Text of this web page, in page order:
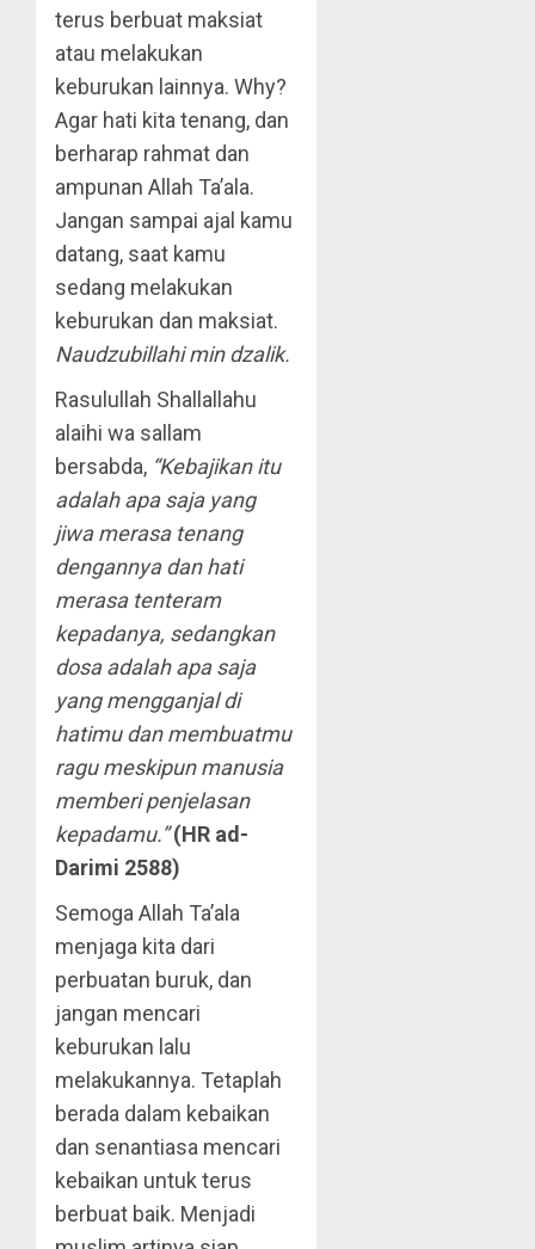
terus berbuat maksiat
atau melakukan
keburukan lainnya. Why?
Agar hati kita tenang, dan
berharap rahmat dan
ampunan Allah Ta’ala.
Jangan sampai ajal kamu
datang, saat kamu
sedang melakukan
keburukan dan maksiat.
Naudzubillahi min dzalik.
Rasulullah Shallallahu
alaihi wa sallam
bersabda, “Kebajikan itu
adalah apa saja yang
jiwa merasa tenang
dengannya dan hati
merasa tenteram
kepadanya, sedangkan
dosa adalah apa saja
yang mengganjal di
hatimu dan membuatmu
ragu meskipun manusia
memberi penjelasan
kepadamu.” (HR ad-
Darimi 2588)
Semoga Allah Ta’ala
menjaga kita dari
perbuatan buruk, dan
jangan mencari
keburukan lalu
melakukannya. Tetaplah
berada dalam kebaikan
dan senantiasa mencari
kebaikan untuk terus
berbuat baik. Menjadi